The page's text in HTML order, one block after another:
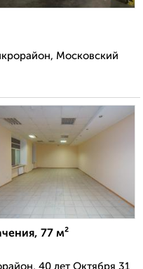
Московский
77 м²
40 лет Октября 31